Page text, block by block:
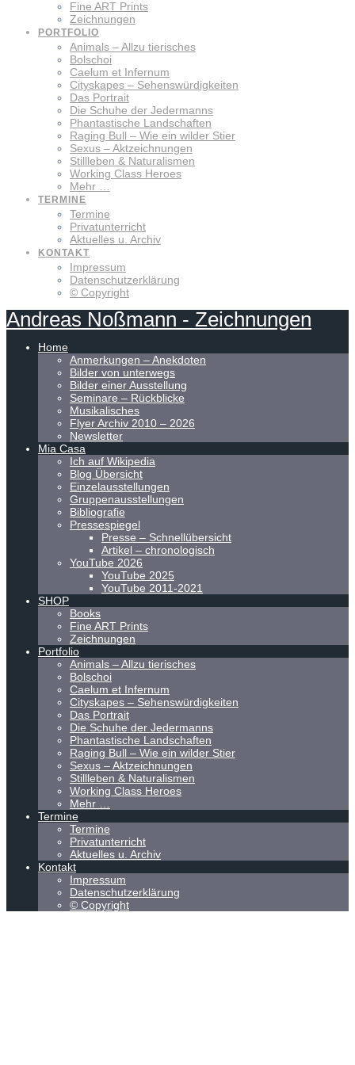
Fine ART Prints
Zeichnungen
PORTFOLIO
Animals – Allzu tierisches
Bolschoi
Caelum et Infernum
Cityskapes – Sehenswürdigkeiten
Das Portrait
Die Schuhe der Jedermanns
Phantastische Landschaften
Raging Bull – Wie ein wilder Stier
Sexus – Aktzeichnungen
Stillleben & Naturalismen
Working Class Heroes
Mehr …
TERMINE
Termine
Privatunterricht
Aktuelles u. Archiv
KONTAKT
Impressum
Datenschutzerklärung
© Copyright
Andreas Noßmann - Zeichnungen
Home
Anmerkungen – Anekdoten
Bilder von unterwegs
Bilder einer Ausstellung
Seminare – Rückblicke
Musikalisches
Flyer Archiv 2010 – 2026
Newsletter
Mia Casa
Ich auf Wikipedia
Blog Übersicht
Einzelausstellungen
Gruppenausstellungen
Bibliografie
Pressespiegel
Presse – Schnellübersicht
Artikel – chronologisch
YouTube 2026
YouTube 2025
YouTube 2011-2021
SHOP
Books
Fine ART Prints
Zeichnungen
Portfolio
Animals – Allzu tierisches
Bolschoi
Caelum et Infernum
Cityskapes – Sehenswürdigkeiten
Das Portrait
Die Schuhe der Jedermanns
Phantastische Landschaften
Raging Bull – Wie ein wilder Stier
Sexus – Aktzeichnungen
Stillleben & Naturalismen
Working Class Heroes
Mehr …
Termine
Termine
Privatunterricht
Aktuelles u. Archiv
Kontakt
Impressum
Datenschutzerklärung
© Copyright